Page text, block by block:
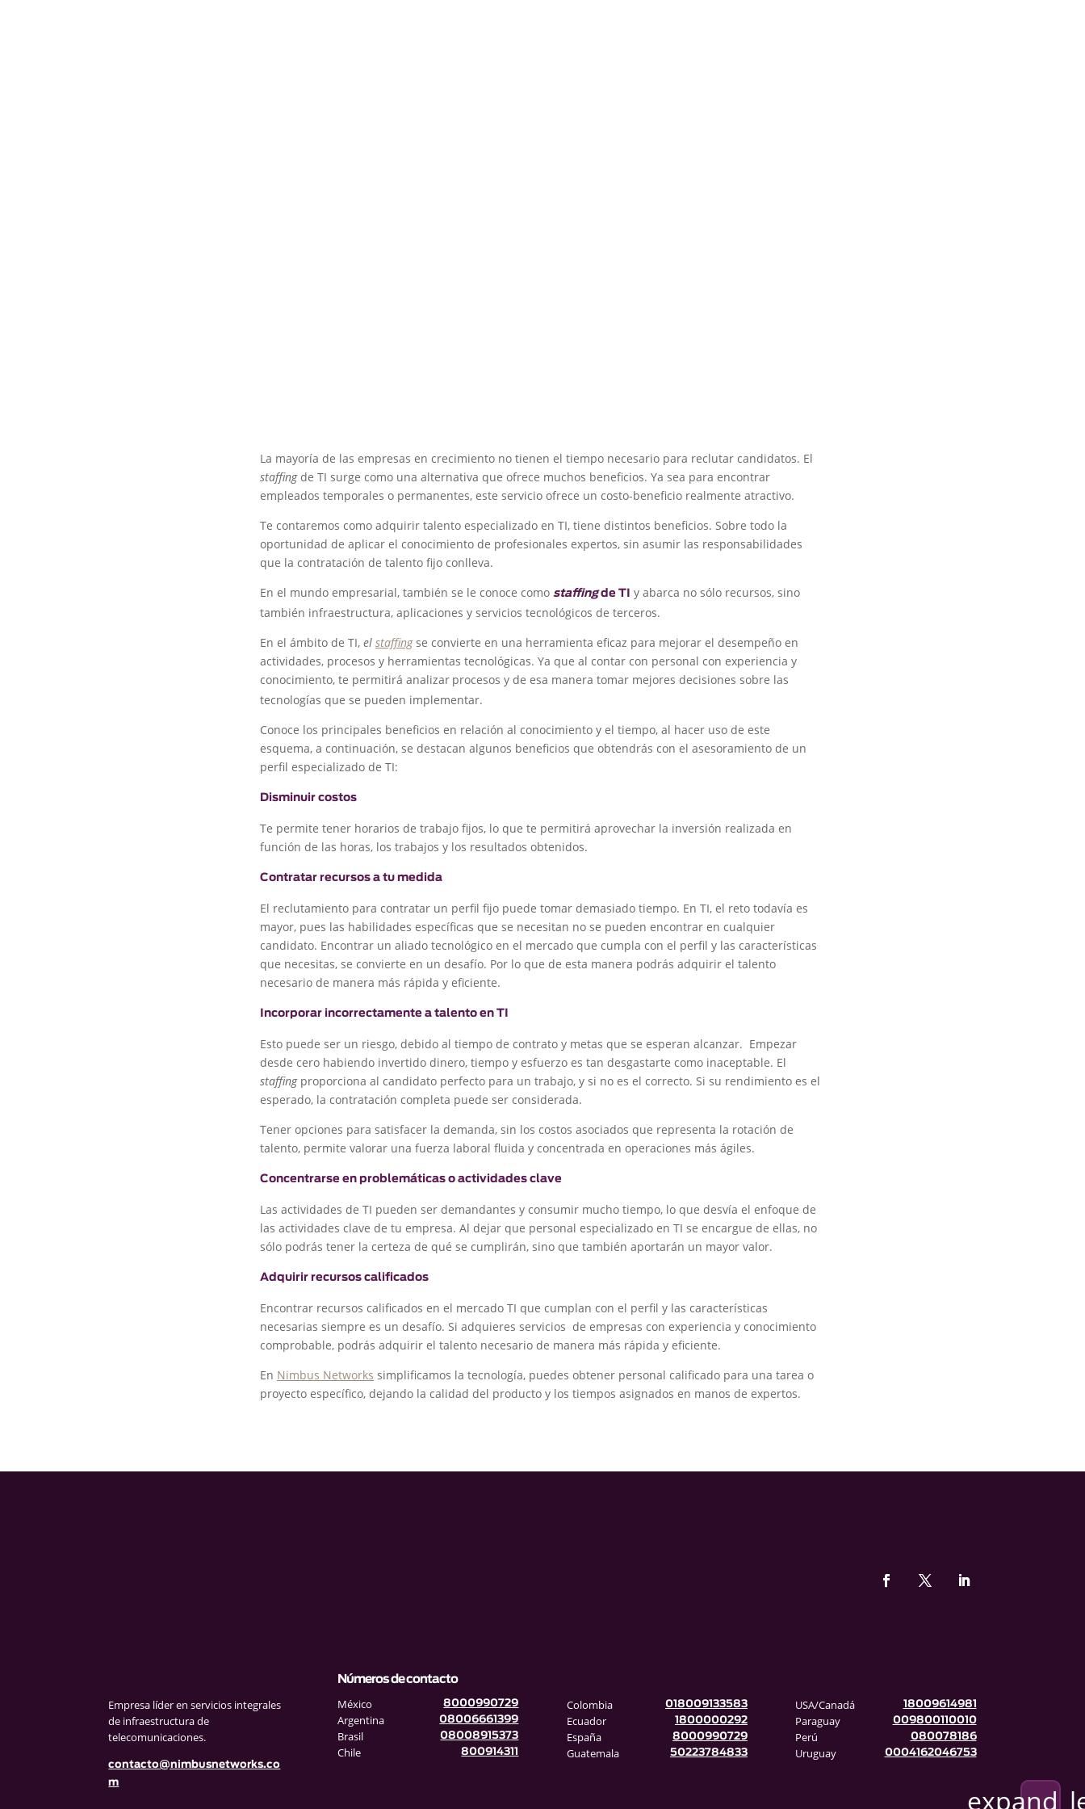
La mayoría de las empresas en crecimiento no tienen el tiempo necesario para reclutar candidatos. El
staffingde TI surge como una alternativa que ofrece muchos beneficios. Ya sea para encontrar
empleados temporales o permanentes, este servicio ofrece un costo-beneficio realmente atractivo.
Te contaremos como adquirir talento especializado en TI, tiene distintos beneficios. Sobre todo la
oportunidad de aplicar el conocimiento de profesionales expertos, sin asumir las responsabilidades
que la contratación de talento fijo conlleva.
En el mundo empresarial, también se le conoce como staffingde TI
y abarca no sólo recursos, sino
también infraestructura, aplicaciones y servicios tecnológicos de terceros.
En el ámbito de TI, el staffingse convierte en una herramienta eficaz para mejorar el desempeño en
actividades, procesos y herramientas tecnológicas. Ya que al contar con personal con experiencia y
conocimiento, te permitirá analizar procesos y de esa manera tomar mejores decisiones sobre las
tecnologías que se pueden implementar.
Conoce los principales beneficios en relación al conocimiento y el tiempo, al hacer uso de este
esquema, a continuación, se destacan algunos beneficios que obtendrás con el asesoramiento de un
perfil especializado de TI:
Disminuir costos
Te permite tener horarios de trabajo fijos, lo que te permitirá aprovechar la inversión realizada en
función de las horas, los trabajos y los resultados obtenidos.
Contratar recursos a tu medida
El reclutamiento para contratar un perfil fijo puede tomar demasiado tiempo. En TI, el reto todavía es
mayor, pues las habilidades específicas que se necesitan no se pueden encontrar en cualquier
candidato. Encontrar un aliado tecnológico en el mercado que cumpla con el perfil y las características
que necesitas, se convierte en un desafío. Por lo que de esta manera podrás adquirir el talento
necesario de manera más rápida y eficiente.
Incorporar incorrectamente a talento en TI
Esto puede ser un riesgo, debido al tiempo de contrato y metas que se esperan alcanzar. Empezar
desde cero habiendo invertido dinero, tiempo y esfuerzo es tan desgastarte como inaceptable. El
staffingproporciona al candidato perfecto para un trabajo, y si no es el correcto. Si su rendimiento es el
esperado, la contratación completa puede ser considerada.
Tener opciones para satisfacer la demanda, sin los costos asociados que representa la rotación de
talento, permite valorar una fuerza laboral fluida y concentrada en operaciones más ágiles.
Concentrarse en problemáticas o actividades clave
Las actividades de TI pueden ser demandantes y consumir mucho tiempo, lo que desvía el enfoque de
las actividades clave de tu empresa. Al dejar que personal especializado en TI se encargue de ellas, no
sólo podrás tener la certeza de qué se cumplirán, sino que también aportarán un mayor valor.
Adquirir recursos calificados
Encontrar recursos calificados en el mercado TI que cumplan con el perfil y las características
necesarias siempre es un desafío. Si adquieres servicios de empresas con experiencia y conocimiento
comprobable, podrás adquirir el talento necesario de manera más rápida y eficiente.
En Nimbus Networks simplificamos la tecnología, puedes obtener personal calificado para una tarea o
proyecto específico, dejando la calidad del producto y los tiempos asignados en manos de expertos.
Empresa líder en servicios integrales
de infraestructura de
telecomunicaciones.
contacto@nimbusnetworks.co
m
Números de contacto
México 8000990729
Argentina 08006661399
Brasil 08008915373
Chile 800914311
Colombia 018009133583
Ecuador 1800000292
España 8000990729
Guatemala 50223784833
USA/Canadá 18009614981
Paraguay 009800110010
Perú 080078186
Uruguay 0004162046753